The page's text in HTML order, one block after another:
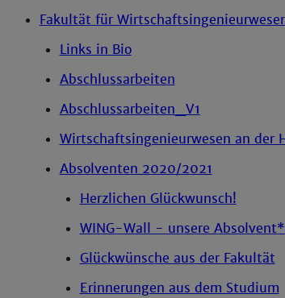
Fakultät für
Links in Bio
Abschlussarbeiten
Abschlussarbeiten_V1
Wirtschaftsingenieurwesen an der
Absolventen 2020/2021
Herzlichen Glückwunsch!
WING-Wall - unsere
Glückwünsche aus der Fakultät
Erinnerungen aus dem Studium